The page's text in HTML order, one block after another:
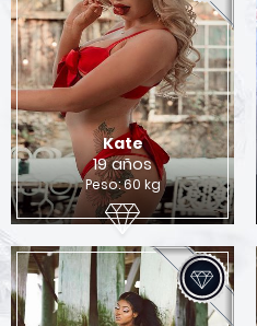
Kate
19 años
Peso: 60 kg